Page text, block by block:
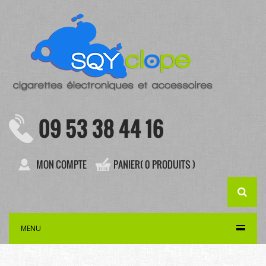
09 53 38 44 16
MON COMPTE PANIER( 0 PRODUITS )
MENU